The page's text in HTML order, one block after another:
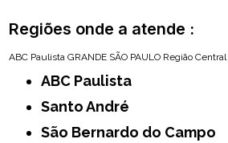
Regiões onde a atende :
ABC Paulista GRANDE SÃO PAULO Região Central
ABC Paulista
Santo André
São Bernardo do Campo